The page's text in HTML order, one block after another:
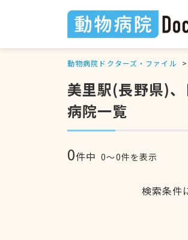
動物病院ドクターズ・ファイル
美里駅(長野県)
病院一覧
0件中 0〜0件を表示
検索条件